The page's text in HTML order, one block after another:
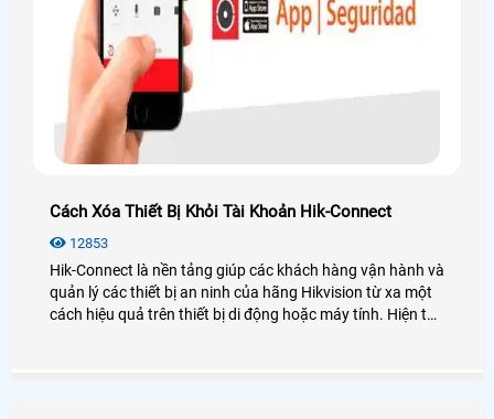
Cách Xóa Thiết Bị Khỏi Tài Khoản Hik-Connect
12853
Hik-Connect là nền tảng giúp các khách hàng vận hành và
quản lý các thiết bị an ninh của hãng Hikvision từ xa một
cách hiệu quả trên thiết bị di động hoặc máy tính. Hiện tại